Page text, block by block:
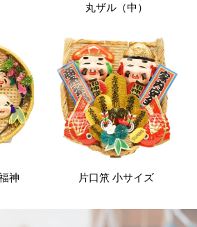
丸ザル（中）
神 片口笊 小サイズ